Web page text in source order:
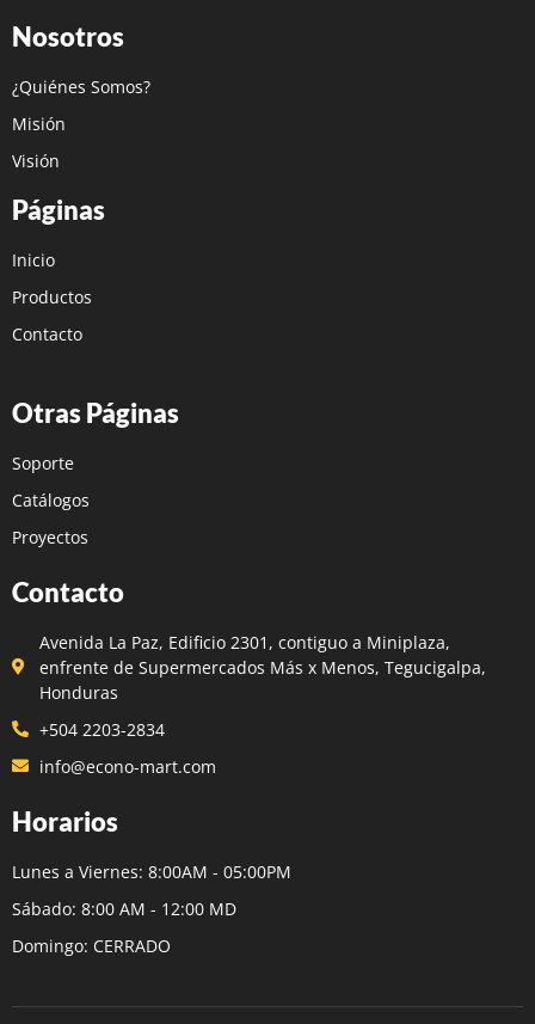
Nosotros
¿Quiénes Somos?
Misión
Visión
Páginas
Inicio
Productos
Contacto
Otras Páginas
Soporte
Catálogos
Proyectos
Contacto
Avenida La Paz, Edificio 2301, contiguo a Miniplaza,
enfrente de Supermercados Más x Menos, Tegucigalpa,
Honduras
+504 2203-2834
info@econo-mart.com
Horarios
Lunes a Viernes: 8:00AM - 05:00PM
Sábado: 8:00 AM - 12:00 MD
Domingo: CERRADO